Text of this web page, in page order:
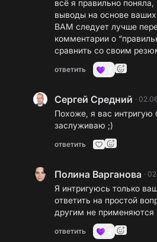
всё я правильно
выводы на основе
ВАМ следует лучше
комментарии о
сравнить со своим
ответить
Сергей Средний ·
Похоже, я вас интригую
заслуживаю ;)
ответить
Полина Варганова ·
Я интригуюсь только
ответить на простой
другим не
ответить